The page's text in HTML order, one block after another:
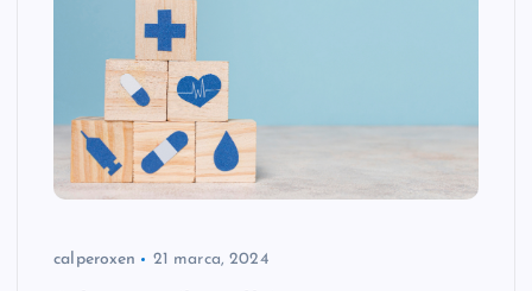
calperoxen 21 marca, 2024